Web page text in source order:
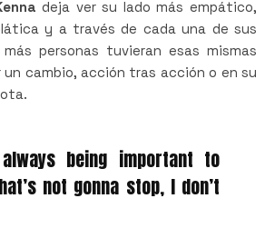
deja ver su lado más empático,
y a través de cada una de sus
personas tuvieran esas mismas
un cambio, acción tras acción o en su
always being important to
not gonna stop, I don’t